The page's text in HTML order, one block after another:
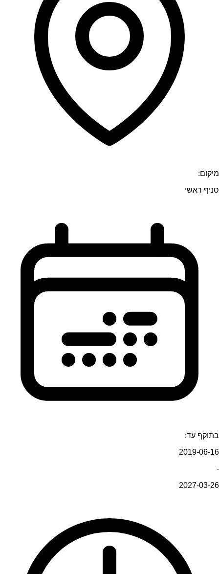
מיקום:
סניף ראשי
בתוקף עד:
2019-06-16
-
2027-03-26